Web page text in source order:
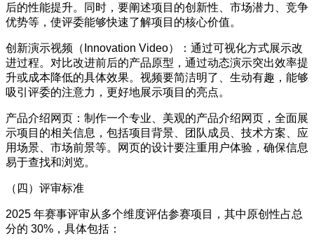
后的性能提升。同时，要阐述项目的创新性、市场潜力、竞争
优势等，使评委能够快速了解项目的核心价值。
创新演示视频（Innovation Video）：通过可视化方式展示改
进过程。对比改进前后的产品原型，通过动态演示突出效率提
升或成本降低的具体效果。视频要简洁明了、生动有趣，能够
吸引评委的注意力，更好地展示项目的亮点。
产品介绍网页：制作一个专业、美观的产品介绍网页，全面展
示项目的相关信息，包括项目背景、团队成员、技术方案、应
用场景、市场前景等。网页的设计要注重用户体验，确保信息
易于查找和浏览。
（四）评审标准
2025 年赛事评审从多个维度评估参赛项目，其中原创性占总
分的 30%，具体包括：